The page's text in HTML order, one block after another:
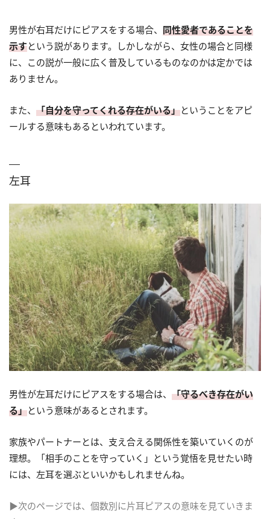
男性が右耳だけにピアスをする場合、 同性愛者であることを
示すという説があります。しかしながら、女性の場合と同様
に、この説が一般に広く普及しているものなのかは定かでは
ありません。
また、 「自分を守ってくれる存在がいる」ということをアピ
ールする意味もあるといわれています。
左耳
男性が左耳だけにピアスをする場合は、 「守るべき存在がい
る」という意味があるとされます。
家族やパートナーとは、支え合える関係性を築いていくのが
理想。「相手のことを守っていく」という覚悟を見せたい時
には、左耳を選ぶといいかもしれませんね。
▶次のページでは、個数別に片耳ピアスの意味を見ていきま